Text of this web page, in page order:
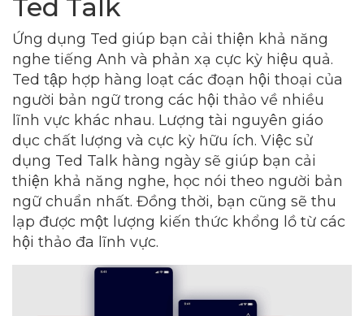
Ted Talk
Ứng dụng Ted giúp bạn cải thiện khả năng
nghe tiếng Anh và phản xạ cực kỳ hiệu quả.
Ted tập hợp hàng loạt các đoạn hội thoại của
người bản ngữ trong các hội thảo về nhiều
lĩnh vực khác nhau. Lượng tài nguyên giáo
dục chất lượng và cực kỳ hữu ích. Việc sử
dụng Ted Talk hàng ngày sẽ giúp bạn cải
thiện khả năng nghe, học nói theo người bản
ngữ chuẩn nhất. Đồng thời, bạn cũng sẽ thu
lạp được một lượng kiến thức khổng lồ từ các
hội thảo đa lĩnh vực.